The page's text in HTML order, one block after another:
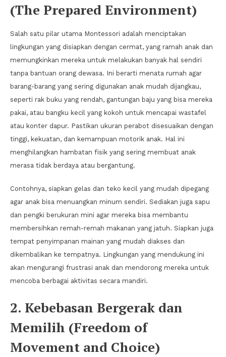
(The Prepared Environment)
Salah satu pilar utama Montessori adalah menciptakan
lingkungan yang disiapkan dengan cermat, yang ramah anak dan
memungkinkan mereka untuk melakukan banyak hal sendiri
tanpa bantuan orang dewasa. Ini berarti menata rumah agar
barang-barang yang sering digunakan anak mudah dijangkau,
seperti rak buku yang rendah, gantungan baju yang bisa mereka
pakai, atau bangku kecil yang kokoh untuk mencapai wastafel
atau konter dapur. Pastikan ukuran perabot disesuaikan dengan
tinggi, kekuatan, dan kemampuan motorik anak. Hal ini
menghilangkan hambatan fisik yang sering membuat anak
merasa tidak berdaya atau bergantung.
Contohnya, siapkan gelas dan teko kecil yang mudah dipegang
agar anak bisa menuangkan minum sendiri. Sediakan juga sapu
dan pengki berukuran mini agar mereka bisa membantu
membersihkan remah-remah makanan yang jatuh. Siapkan juga
tempat penyimpanan mainan yang mudah diakses dan
dikembalikan ke tempatnya. Lingkungan yang mendukung ini
akan mengurangi frustrasi anak dan mendorong mereka untuk
mencoba berbagai aktivitas secara mandiri.
2. Kebebasan Bergerak dan
Memilih (Freedom of
Movement and Choice)